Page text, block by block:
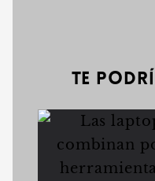
Te